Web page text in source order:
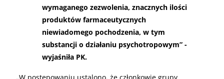
wymaganego zezwolenia, znacznych ilości
produktów farmaceutycznych
niewiadomego pochodzenia, w tym
substancji o działaniu psychotropowym” -
wyjaśniła PK.